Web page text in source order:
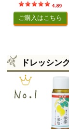
ご購入はこちら
ドレッシン